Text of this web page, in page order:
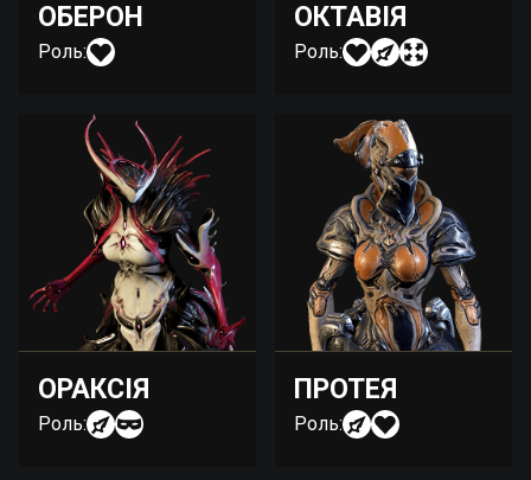
ОБЕРОН
Роль:
ОКТАВІЯ
Роль:
ОРАКСІЯ
Роль:
ПРОТЕЯ
Роль: